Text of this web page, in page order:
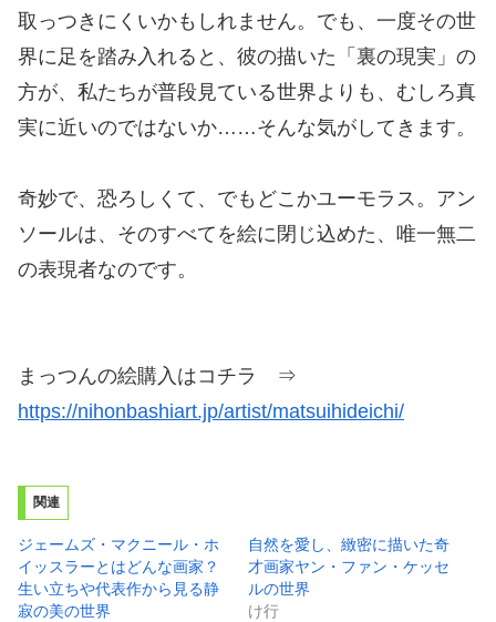
取っつきにくいかもしれません。でも、一度その世
界に足を踏み入れると、彼の描いた「裏の現実」の
方が、私たちが普段見ている世界よりも、むしろ真
実に近いのではないか……そんな気がしてきます。
奇妙で、恐ろしくて、でもどこかユーモラス。アン
ソールは、そのすべてを絵に閉じ込めた、唯一無二
の表現者なのです。
まっつんの絵購入はコチラ ⇒
https://nihonbashiart.jp/artist/matsuihideichi/
関連
ジェームズ・マクニール・ホ
イッスラーとはどんな画家？
生い立ちや代表作から見る静
寂の美の世界
自然を愛し、緻密に描いた奇
才画家ヤン・ファン・ケッセ
ルの世界
け行